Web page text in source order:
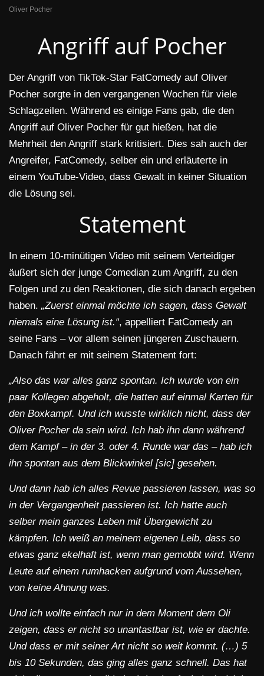
Oliver Pocher
Angriff auf Pocher
Der Angriff von TikTok-Star FatComedy auf Oliver
Pocher sorgte in den vergangenen Wochen für viele
Schlagzeilen. Während es einige Fans gab, die den
Angriff auf Oliver Pocher für gut hießen, hat die
Mehrheit den Angriff stark kritisiert. Dies sah auch der
Angreifer, FatComedy, selber ein und erläuterte in
einem YouTube-Video, dass Gewalt in keiner Situation
die Lösung sei.
Statement
In einem 10-minütigen Video mit seinem Verteidiger
äußert sich der junge Comedian zum Angriff, zu den
Folgen und zu den Reaktionen, die sich danach ergeben
haben. „Zuerst einmal möchte ich sagen, dass Gewalt
niemals eine Lösung ist.“, appelliert FatComedy an
seine Fans – vor allem seinen jüngeren Zuschauern.
Danach fährt er mit seinem Statement fort:
„Also das war alles ganz spontan. Ich wurde von ein
paar Kollegen abgeholt, die hatten auf einmal Karten für
den Boxkampf. Und ich wusste wirklich nicht, dass der
Oliver Pocher da sein wird. Ich hab ihn dann während
dem Kampf – in der 3. oder 4. Runde war das – hab ich
ihn spontan aus dem Blickwinkel [sic] gesehen.
Und dann hab ich alles Revue passieren lassen, was so
in der Vergangenheit passieren ist. Ich hatte auch
selber mein ganzes Leben mit Übergewicht zu
kämpfen. Ich weiß an meinem eigenen Leib, dass so
etwas ganz ekelhaft ist, wenn man gemobbt wird. Wenn
Leute auf einem rumhacken aufgrund vom Aussehen,
von keine Ahnung was.
Und ich wollte einfach nur in dem Moment dem Oli
zeigen, dass er nicht so unantastbar ist, wie er dachte.
Und dass er mit seiner Art nicht so weit kommt. (…) 5
bis 10 Sekunden, das ging alles ganz schnell. Das hat